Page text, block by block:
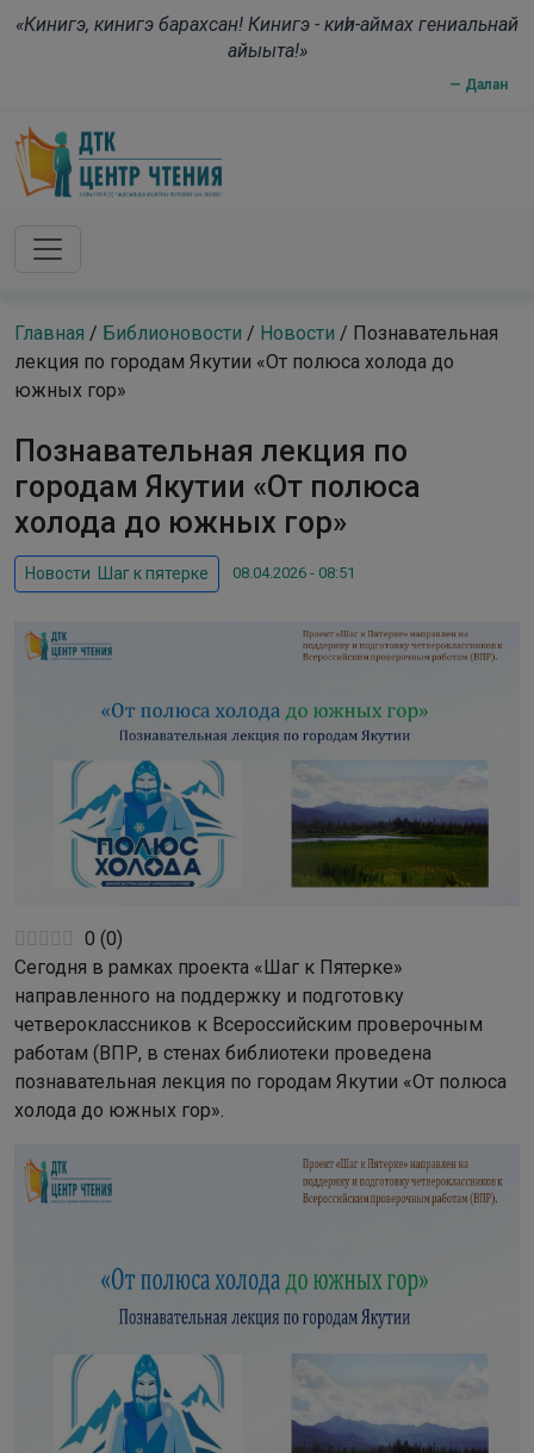
«Кинигэ, кинигэ барахсан! Кинигэ - киһи-аймах гениальнай
айыыта!»
— Далан
Skip to main content
Главная / Библионовости / Новости / Познавательная
лекция по городам Якутии «От полюса холода до
южных гор»
Познавательная лекция по
городам Якутии «От полюса
холода до южных гор»
Новости Шаг к пятерке 08.04.2026 - 08:51
0 (0)
Сегодня в рамках проекта «Шаг к Пятерке»
направленного на поддержку и подготовку
четвероклассников к Всероссийским проверочным
работам (ВПР, в стенах библиотеки проведена
познавательная лекция по городам Якутии «От полюса
холода до южных гор».
modal-check